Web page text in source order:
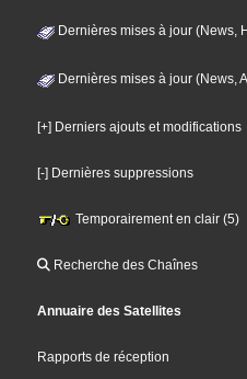
Dernières mises à jour (News,
Dernières mises à jour (News,
[+] Derniers ajouts et modifications
[-] Dernières suppressions
Temporairement en clair (5)
Recherche des Chaînes
Annuaire des Satellites
Rapports de réception